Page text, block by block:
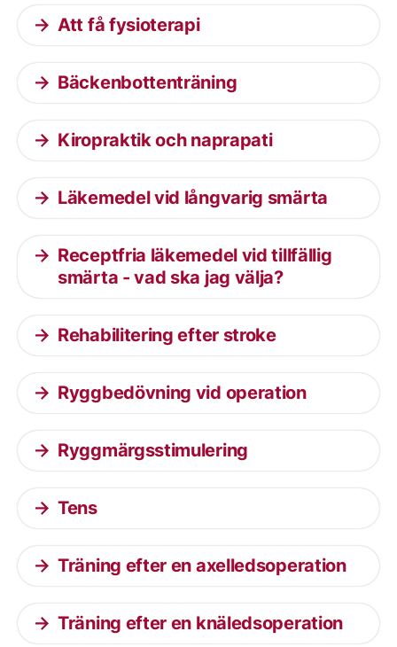
Att få fysioterapi
Bäckenbottenträning
Kiropraktik och naprapati
Läkemedel vid långvarig smärta
Receptfria läkemedel vid tillfällig
smärta - vad ska jag välja?
Rehabilitering efter stroke
Ryggbedövning vid operation
Ryggmärgsstimulering
Tens
Träning efter en axelledsoperation
Träning efter en knäledsoperation